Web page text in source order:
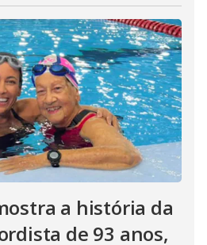
a história da
de 93 anos,